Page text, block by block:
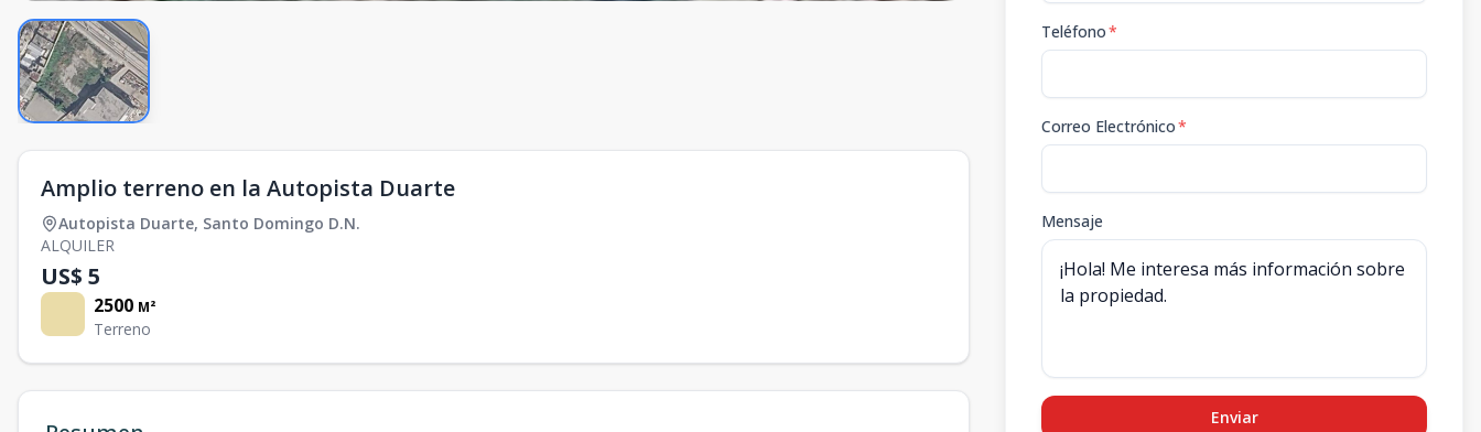
Amplio terreno en la Autopista Duarte
Autopista Duarte, Santo Domingo D.N.
ALQUILER
US$ 5
2500 M²
Terreno
Teléfono*
Correo Electrónico*
Mensaje
Enviar